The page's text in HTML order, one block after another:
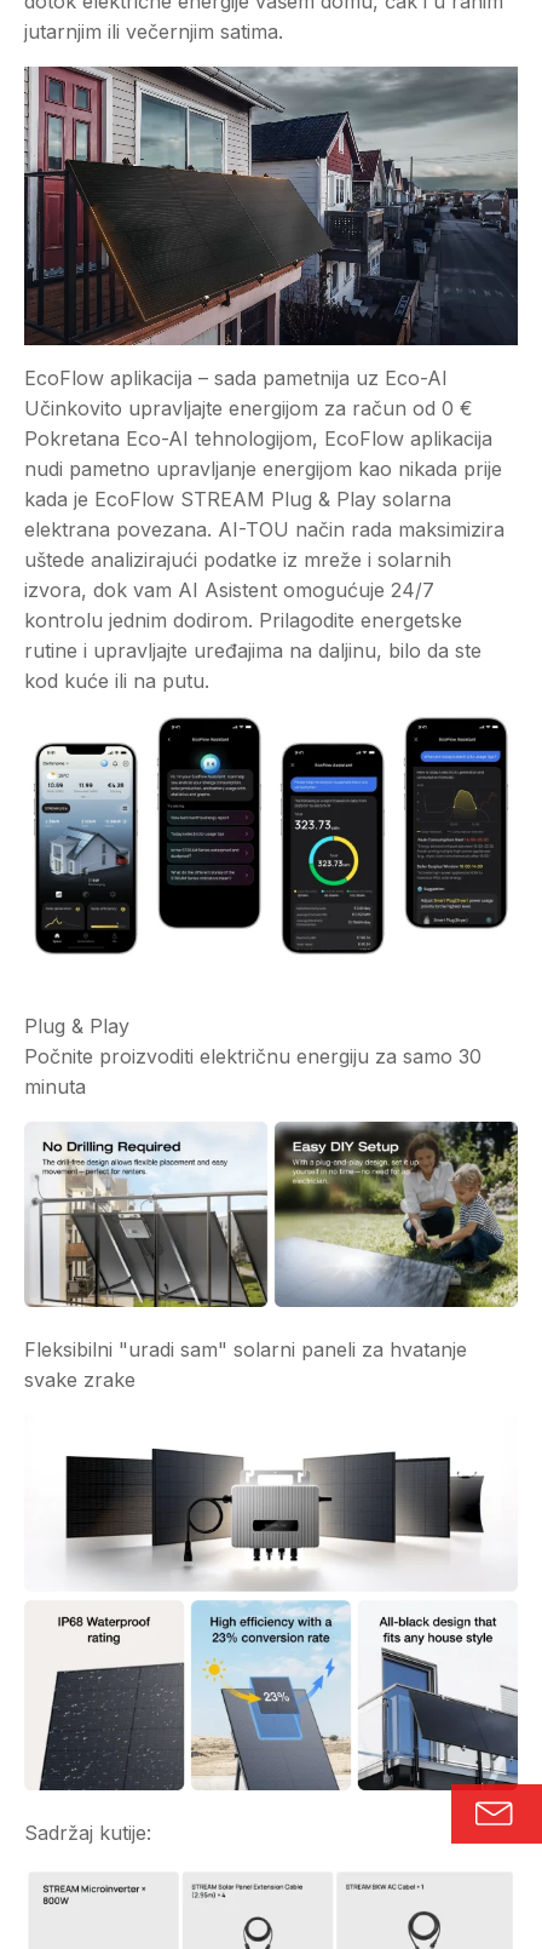
jutarnjim ili večernjim satima.
EcoFlow aplikacija – sada pametnija uz Eco-AI
Učinkovito upravljajte energijom za račun od 0 €
Pokretana Eco-AI tehnologijom, EcoFlow aplikacija
nudi pametno upravljanje energijom kao nikada prije
kada je EcoFlow STREAM Plug & Play solarna
elektrana povezana. AI-TOU način rada maksimizira
uštede analizirajući podatke iz mreže i solarnih
izvora, dok vam AI Asistent omogućuje 24/7
kontrolu jednim dodirom. Prilagodite energetske
rutine i upravljajte uređajima na daljinu, bilo da ste
kod kuće ili na putu.
Plug & Play
Počnite proizvoditi električnu energiju za samo 30
minuta
Fleksibilni "uradi sam" solarni paneli za hvatanje
svake zrake
Sadržaj kutije: